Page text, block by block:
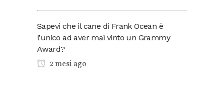
Sapevi che il cane di Frank Ocean è
l’unico ad aver mai vinto un Grammy
Award?
2 mesi ago